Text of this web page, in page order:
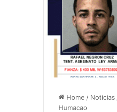
Home / Noticias
Humacao